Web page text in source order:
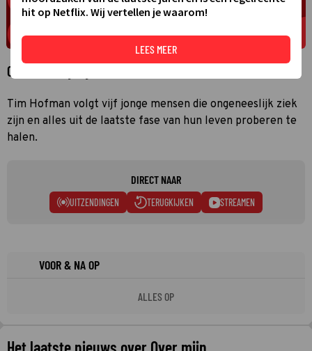
Over Over mijn lijk
Tim Hofman volgt vijf jonge mensen die ongeneeslijk ziek
zijn en alles uit de laatste fase van hun leven proberen te
halen.
DIRECT NAAR
UITZENDINGEN TERUGKIJKEN STREAMEN
VOOR & NA OP
ALLES OP
Het laatste nieuws over Over mijn
hit op Netflix. Wij vertellen je waarom!
LEES MEER